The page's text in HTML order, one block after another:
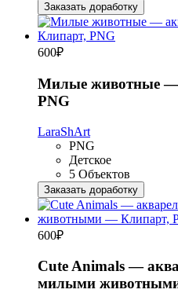
Заказать доработку
600₽
Милые животные —
PNG
LaraShArt
PNG
Детское
5 Объектов
Заказать доработку
600₽
Cute Animals —
милыми